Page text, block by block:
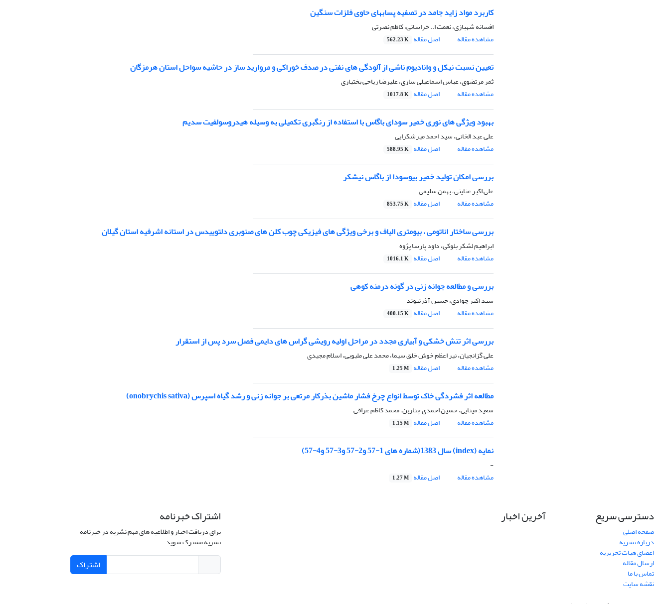
کاربرد مواد زاید جامد در تصفیه پسابهای حاوی فلزات سنگین
افسانه شهبازی، نعمت ا.. خراسانی، کاظم نصرتی
مشاهده مقاله
اصل مقاله 562.23 K
تعیین نسبت نیکل و وانادیوم ناشی از آلودگی های نفتی در صدف خوراکی و مروارید ساز در حاشیه سواحل استان هرمزگان
ثمر مرتضوی، عباس اسماعیلی ساری، علیرضا ریاحی بختیاری
مشاهده مقاله
اصل مقاله 1017.8 K
بهبود ویژگی های نوری خمیر سودای باگاس با استفاده از رنگبری تکمیلی به وسیله هیدروسولفیت سدیم
علی عبد الخانی، سید احمد میرشکرایی
مشاهده مقاله
اصل مقاله 588.95 K
بررسی امکان تولید خمیر بیوسودا از باگاس نیشکر
علی اکبر عنایتی، بهمن سلیمی
مشاهده مقاله
اصل مقاله 853.75 K
بررسی ساختار اناتومی ، بیومتری الیاف و برخی ویژگی های فیزیکی چوب کلن های صنوبری دلتوییدس در استانه اشرفیه استان گیلان
ابراهیم لشکر بلوکی، داود پارسا پژوه
مشاهده مقاله
اصل مقاله 1016.1 K
بررسی و مطالعه جوانه زنی در گونه درمنه کوهی
سید اکبر جوادی، حسین آذرنیوند
مشاهده مقاله
اصل مقاله 400.15 K
بررسی اثر تنش خشکی و آبیاری مجدد در مراحل اولیه رویشی گراس های دایمی فصل سرد پس از استقرار
علی گزانجیان، نیر اعظم خوش خلق سیما، محمد علی ملبوبی، اسلام مجیدی
مشاهده مقاله
اصل مقاله 1.25 M
مطالعه اثر فشردگی خاک توسط انواع چرخ فشار ماشین بذرکار مرتعی بر جوانه زنی و رشد گیاه اسپرس (onobrychis sativa)
سعید مینایی، حسین احمدی چناربن، محمد کاظم عراقی
مشاهده مقاله
اصل مقاله 1.15 M
نمایه (index) سال 1383(شماره های 1-57 و2-57 و3-57 و4-57)
-
مشاهده مقاله
اصل مقاله 1.27 M
دسترسی سریع
صفحه اصلی
درباره نشریه
اعضای هیات تحریریه
ارسال مقاله
تماس با ما
نقشه سایت
آخرین اخبار اشتراک خبرنامه
برای دریافت اخبار و اطلاعیه های مهم نشریه در خبرنامه
نشریه مشترک شوید.
اشتراک